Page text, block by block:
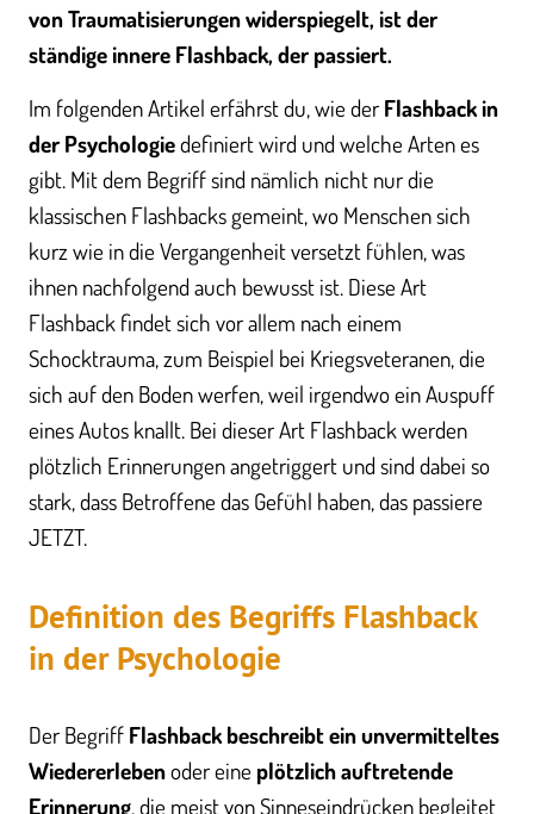
von Traumatisierungen widerspiegelt, ist der
ständige innere Flashback, der passiert.
Im folgenden Artikel erfährst du, wie der Flashback in
der Psychologiedefiniert wird und welche Arten es
gibt. Mit dem Begriff sind nämlich nicht nur die
klassischen Flashbacks gemeint, wo Menschen sich
kurz wie in die Vergangenheit versetzt fühlen, was
ihnen nachfolgend auch bewusst ist. Diese Art
Flashback findet sich vor allem nach einem
Schocktrauma, zum Beispiel bei Kriegsveteranen, die
sich auf den Boden werfen, weil irgendwo ein Auspuff
eines Autos knallt. Bei dieser Art Flashback werden
plötzlich Erinnerungen angetriggert und sind dabei so
stark, dass Betroffene das Gefühl haben, das passiere
JETZT.
Definition des Begriffs Flashback
in der Psychologie
Der Begriff Flashback beschreibt ein unvermitteltes
Wiedererlebenoder eine plötzlich auftretende
Erinnerung, die meist von Sinneseindrücken begleitet